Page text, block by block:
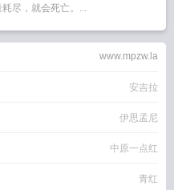
尽，就会死亡。...
www.mpzw.la
安吉拉
伊思孟尼
中原一点红
青红